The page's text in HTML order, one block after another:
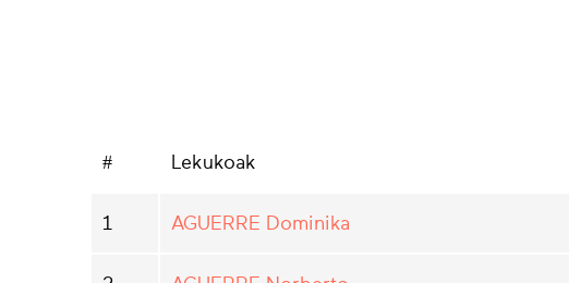
# Lekukoak
1 AGUERRE Dominika